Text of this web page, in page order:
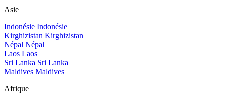
Asie
Indonésie Indonésie
Kirghizistan Kirghizistan
Népal Népal
Laos Laos
Sri Lanka Sri Lanka
Maldives Maldives
Afrique